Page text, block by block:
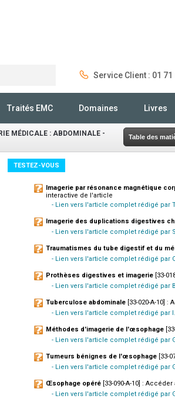
Service Client : 01 71
Traités EMC Domaines Livres
MÉDICALE : ABDOMINALE -
Table des
TESTEZ-VOUS
Imagerie par résonance magnétique
interactive de l'article
- Lien vers l'article complet rédigé par
Imagerie des duplications digestives
- Lien vers l'article complet rédigé par
Traumatismes du tube digestif et du
- Lien vers l'article complet rédigé par
Prothèses digestives et imagerie [33-
- Lien vers l'article complet rédigé par
Tuberculose abdominale [33-020-A-10]
- Lien vers l'article complet rédigé par
Méthodes d'imagerie de l'œsophage
- Lien vers l'article complet rédigé par
Tumeurs bénignes de l'œsophage [33-
- Lien vers l'article complet rédigé par
Œsophage opéré [33-090-A-10] :
- Lien vers l'article complet rédigé par